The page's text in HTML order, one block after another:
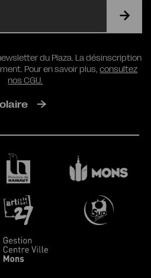
RGPDdu Plaza. La désinscription
Pour en savoir plus,consultez
nos CGU.